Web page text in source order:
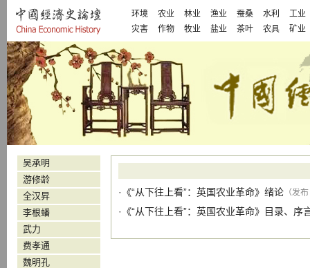
环境 农业 林业 渔业 蚕桑 水利
工业
灾害
作物 牧业 盐业 茶叶 农具 矿业
· 《“从下往上看”：英国农业革命》绪论 （发
· 《“从下往上看”：英国农业革命》目录、序
吴承明
游修龄
全汉昇
李根蟠
武力
费孝通
魏明孔